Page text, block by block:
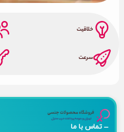
خلاقیت
سرعت
تماس با ما